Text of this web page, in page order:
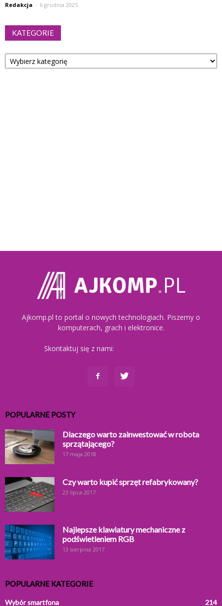
Redakcja - 6 grudnia 2025
KATEGORIE
Kategorie
Ajkomp.pl to portal o nowych technologiach. Piszemy o
komputerach, grach i elektronice.
Skontaktuj się z nami:
POPULARNE POSTY
Dlaczego warto zainwestować w robota
sprzątającego?
17 maja 2018
Czy warto kupić sprzęt refabrykowany?
23 lipca 2017
Najlepsze klawiatury mechaniczne z
podświetleniem RGB
13 sierpnia 2017
POPULARNE KATEGORIE
Wybór smartfona 214